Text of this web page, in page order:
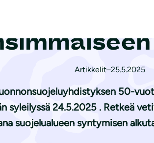
Artikkelit–25.5.2025
50-
syleilyssä 24.5.2025 . Retkeä
suojelualueen syntymisen